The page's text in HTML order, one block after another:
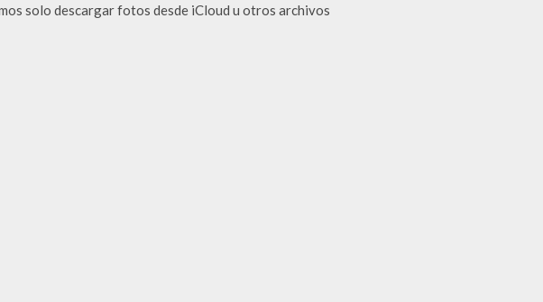
solo descargar fotos desde iCloud u otros archivos